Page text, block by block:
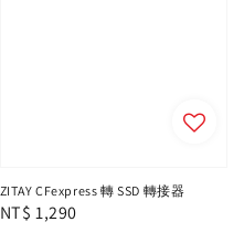
ZITAY CFexpress 轉 SSD 轉接器
Regular
NT$ 1,290